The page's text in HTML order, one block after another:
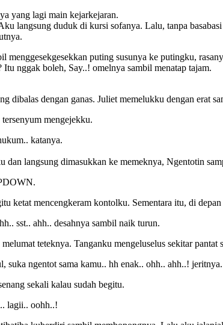
yang lagi main kejarkejaran.
langsung duduk di kursi sofanya. Lalu, tanpa
menggesekgesekkan puting susunya ke putingku,
nggak boleh, Say..! omelnya sambil menatap tajam.
dibalas dengan ganas. Juliet memelukku dengan erat
mengejekku.
katanya.
langsung dimasukkan ke memeknya, Ngentotin
ketat mencengkeram kontolku. Sementara itu, di
sst.. ahh.. desahnya sambil naik turun.
teteknya. Tanganku mengeluselus sekitar pantat
suka ngentot sama kamu.. hh enak.. ohh.. ahh..! jeritnya.
sekali kalau sudah begitu.
lagii.. oohh..!